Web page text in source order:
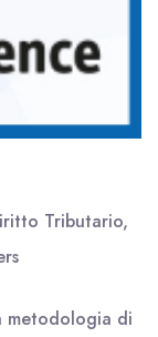
Tributario,
metodologia di